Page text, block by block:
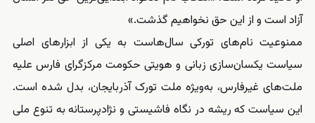
آزاد است و از این حق نخواهیم گذشت.»
ممنوعیت نام‌های تورکی سال‌هاست به یکی از ابزارهای اصلی
سیاست یکسان‌سازی زبانی و هویتی حکومت مرکزگرای فارس علیه
ملت‌های غیرفارس، به‌ویژه ملت تورک آذربایجان، بدل شده است.
این سیاست که ریشه در نگاه فاشیستی و نژادپرستانه به تنوع ملی